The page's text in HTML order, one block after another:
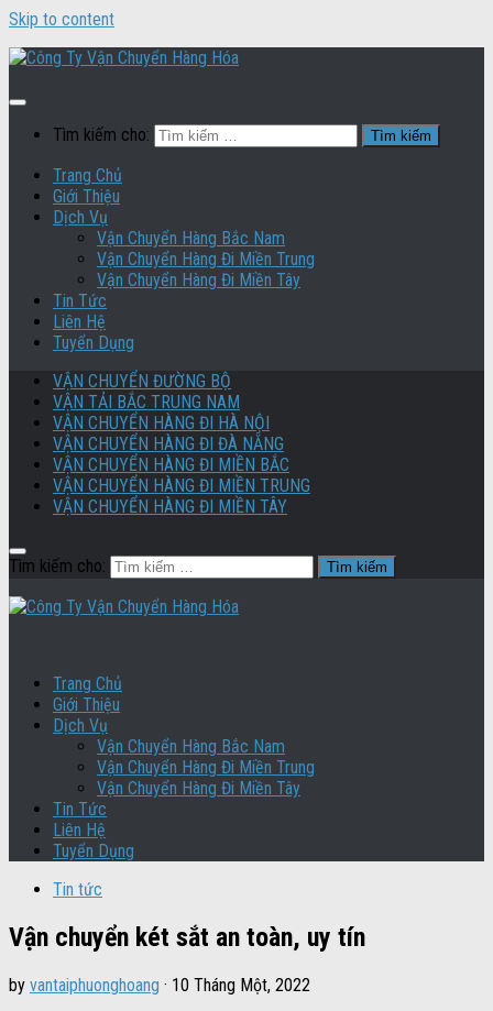
Skip to content
Tìm kiếm cho:
Trang Chủ
Giới Thiệu
Dịch Vụ
Vận Chuyển Hàng Bắc Nam
Vận Chuyển Hàng Đi Miền Trung
Vận Chuyển Hàng Đi Miền Tây
Tin Tức
Liên Hệ
Tuyển Dụng
VẬN CHUYỂN ĐƯỜNG BỘ
VẬN TẢI BẮC TRUNG NAM
VẬN CHUYỂN HÀNG ĐI HÀ NỘI
VẬN CHUYỂN HÀNG ĐI ĐÀ NẴNG
VẬN CHUYỂN HÀNG ĐI MIỀN BẮC
VẬN CHUYỂN HÀNG ĐI MIỀN TRUNG
VẬN CHUYỂN HÀNG ĐI MIỀN TÂY
Tìm kiếm cho:
Trang Chủ
Giới Thiệu
Dịch Vụ
Vận Chuyển Hàng Bắc Nam
Vận Chuyển Hàng Đi Miền Trung
Vận Chuyển Hàng Đi Miền Tây
Tin Tức
Liên Hệ
Tuyển Dụng
Tin tức
Vận chuyển két sắt an toàn, uy tín
by vantaiphuonghoang · 10 Tháng Một, 2022